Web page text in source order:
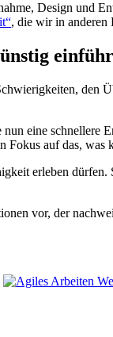
Design und
, die wir in anderen
eine
Fokus auf das,
erleben
vor, der